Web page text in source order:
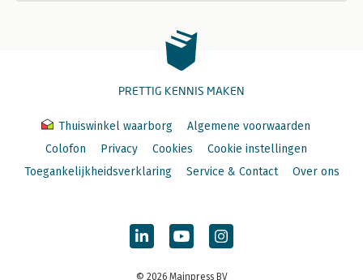
PRETTIG KENNIS MAKEN
Thuiswinkel waarborg
Algemene voorwaarden
Colofon
Privacy Cookies
Cookie instellingen
Toegankelijkheidsverklaring
Service & Contact Over ons
© 2026 Mainpress BV